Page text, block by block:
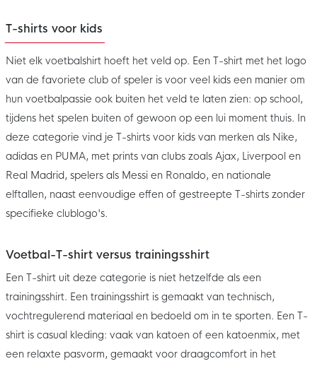
T-shirts voor kids
Niet elk voetbalshirt hoeft het veld op. Een T-shirt met het logo
van de favoriete club of speler is voor veel kids een manier om
hun voetbalpassie ook buiten het veld te laten zien: op school,
tijdens het spelen buiten of gewoon op een lui moment thuis. In
deze categorie vind je T-shirts voor kids van merken als Nike,
adidas en PUMA, met prints van clubs zoals Ajax, Liverpool en
Real Madrid, spelers als Messi en Ronaldo, en nationale
elftallen, naast eenvoudige effen of gestreepte T-shirts zonder
specifieke clublogo's.
Voetbal-T-shirt versus trainingsshirt
Een T-shirt uit deze categorie is niet hetzelfde als een
trainingsshirt. Een trainingsshirt is gemaakt van technisch,
vochtregulerend materiaal en bedoeld om in te sporten. Een T-
shirt is casual kleding: vaak van katoen of een katoenmix, met
een relaxte pasvorm, gemaakt voor draagcomfort in het